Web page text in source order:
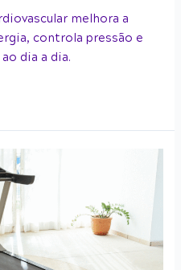
melhora a
controla pressão e
dia a dia.